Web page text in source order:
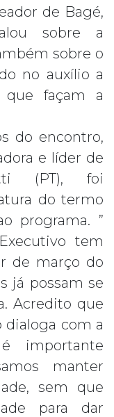
de Bagé,
sobre a
sobre o
no auxílio a
que façam a
do encontro,
e líder de
(PT), foi
do termo
programa. ”
tem
de março do
já possam se
Acredito que
dialoga com a
importante
manter
sem que
para dar